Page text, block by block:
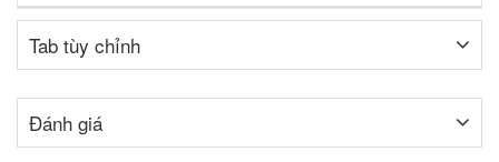
Tab tùy chỉnh
Đánh giá